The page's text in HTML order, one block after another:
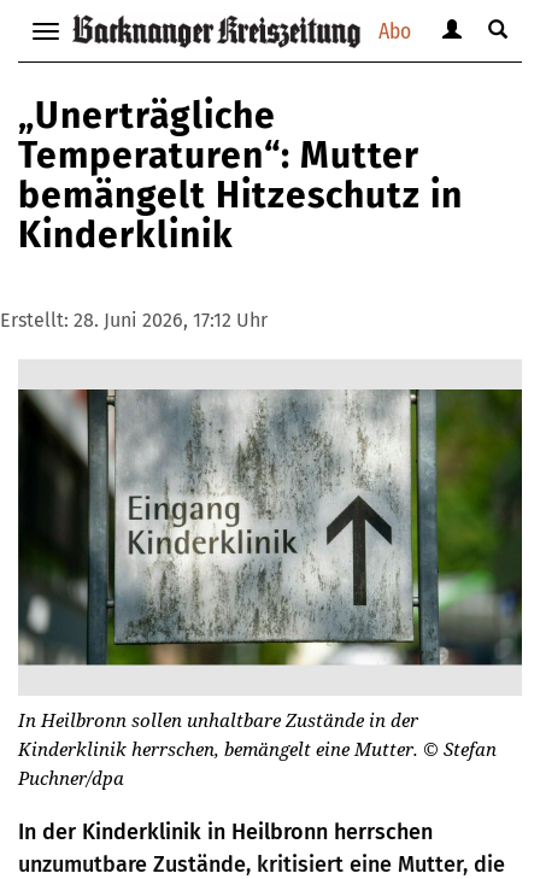
Abo
Navigation
anzeigen
verbergen
anzeigen
Suche
„Unerträgliche
Temperaturen“: Mutter
bemängelt Hitzeschutz in
Kinderklinik
Erstellt: 28. Juni 2026, 17:12 Uhr
In Heilbronn sollen unhaltbare Zustände in der
Kinderklinik herrschen, bemängelt eine Mutter. © Stefan
Puchner/dpa
In der Kinderklinik in Heilbronn herrschen
unzumutbare Zustände, kritisiert eine Mutter, die